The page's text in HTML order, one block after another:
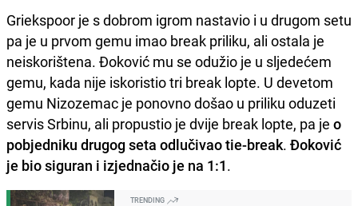
Griekspoor je s dobrom igrom nastavio i u drugom setu
pa je u prvom gemu imao break priliku, ali ostala je
neiskorištena. Đoković mu se odužio je u sljedećem
gemu, kada nije iskoristio tri break lopte. U devetom
gemu Nizozemac je ponovno došao u priliku oduzeti
servis Srbinu, ali propustio je dvije break lopte, pa je o
pobjedniku drugog seta odlučivao tie-break. Đoković
je bio siguran i izjednačio je na 1:1.
TRENDING